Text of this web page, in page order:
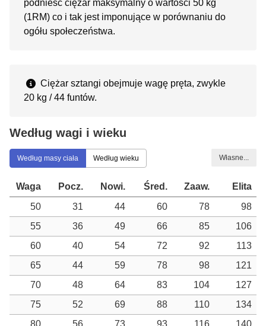
podnieść ciężar maksymalny o wartości 50 kg
(1RM) co i tak jest imponujące w porównaniu do
ogółu społeczeństwa.
Ciężar sztangi obejmuje wagę pręta, zwykle
20 kg / 44 funtów.
Według wagi i wieku
Według masy ciała Według wieku Własne...
Waga Pocz. Nowi. Śred. Zaaw.
Elita
50
31 44 60 78
98
55
36 49 66 85
106
60
40 54 72 92
113
65
44 59 78 98
121
70
48 64 83 104
127
75
52 69 88 110
134
80
56 73 93 116
140